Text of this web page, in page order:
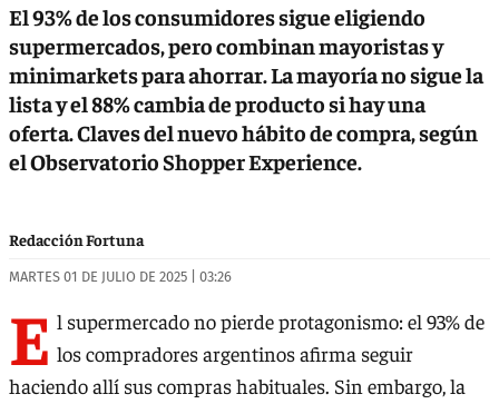
El 93% de los consumidores sigue eligiendo
supermercados, pero combinan mayoristas y
minimarkets para ahorrar. La mayoría no sigue la
lista y el 88% cambia de producto si hay una
oferta. Claves del nuevo hábito de compra, según
el Observatorio Shopper Experience.
Redacción Fortuna
MARTES 01 DE JULIO DE 2025 | 03:26
E l supermercado no pierde protagonismo: el 93% de
los compradores argentinos afirma seguir
haciendo allí sus compras habituales. Sin embargo, la